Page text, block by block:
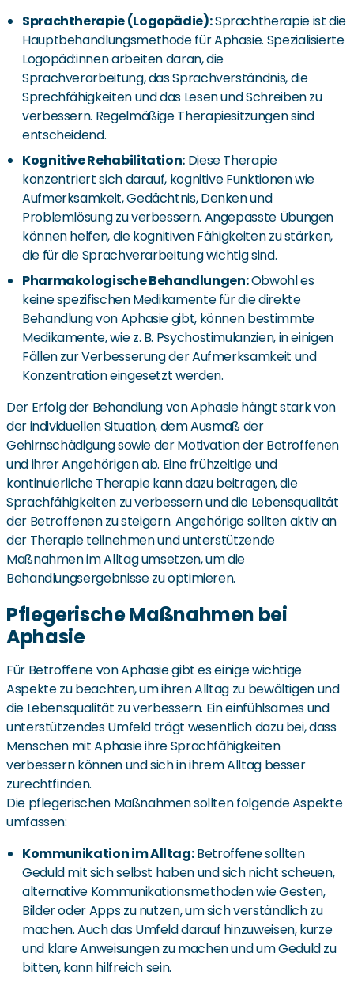
Sprachtherapie (Logopädie):Sprachtherapie ist die
Hauptbehandlungsmethode für Aphasie. Spezialisierte
Logopäd:innen arbeiten daran, die
Sprachverarbeitung, das Sprachverständnis, die
Sprechfähigkeiten und das Lesen und Schreiben zu
verbessern. Regelmäßige Therapiesitzungen sind
entscheidend.
Kognitive Rehabilitation: Diese Therapie
konzentriert sich darauf, kognitive Funktionen wie
Aufmerksamkeit, Gedächtnis, Denken und
Problemlösung zu verbessern. Angepasste Übungen
können helfen, die kognitiven Fähigkeiten zu stärken,
die für die Sprachverarbeitung wichtig sind.
Pharmakologische Behandlungen:Obwohl es
keine spezifischen Medikamente für die direkte
Behandlung von Aphasie gibt, können bestimmte
Medikamente, wie z. B. Psychostimulanzien, in einigen
Fällen zur Verbesserung der Aufmerksamkeit und
Konzentration eingesetzt werden.
Der Erfolg der Behandlung von Aphasie hängt stark von
der individuellen Situation, dem Ausmaß der
Gehirnschädigung sowie der Motivation der Betroffenen
und ihrer Angehörigen ab. Eine frühzeitige und
kontinuierliche Therapie kann dazu beitragen, die
Sprachfähigkeiten zu verbessern und die Lebensqualität
der Betroffenen zu steigern. Angehörige sollten aktiv an
der Therapie teilnehmen und unterstützende
Maßnahmen im Alltag umsetzen, um die
Behandlungsergebnisse zu optimieren.
Pflegerische Maßnahmen bei
Aphasie
Für Betroffene von Aphasie gibt es einige wichtige
Aspekte zu beachten, um ihren Alltag zu bewältigen und
die Lebensqualität zu verbessern. Ein einfühlsames und
unterstützendes Umfeld trägt wesentlich dazu bei, dass
Menschen mit Aphasie ihre Sprachfähigkeiten
verbessern können und sich in ihrem Alltag besser
zurechtfinden.
Die pflegerischen Maßnahmen sollten folgende Aspekte
umfassen:
Kommunikation im Alltag:Betroffene sollten
Geduld mit sich selbst haben und sich nicht scheuen,
alternative Kommunikationsmethoden wie Gesten,
Bilder oder Apps zu nutzen, um sich verständlich zu
machen. Auch das Umfeld darauf hinzuweisen, kurze
und klare Anweisungen zu machen und um Geduld zu
bitten, kann hilfreich sein.